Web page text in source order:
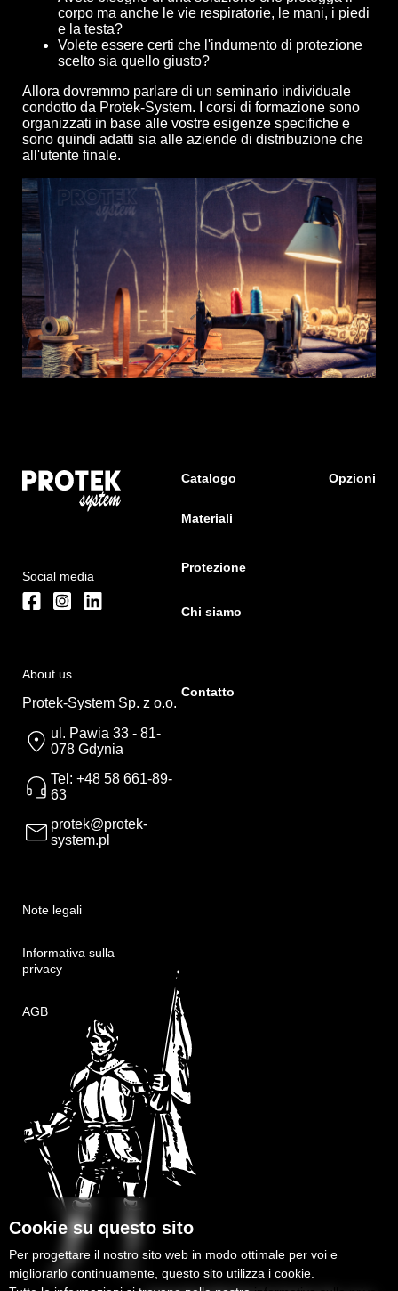
corpo ma anche le vie respiratorie, le mani, i piedi
e la testa?
Volete essere certi che l'indumento di protezione
scelto sia quello giusto?
Allora dovremmo parlare di un seminario individuale
condotto da Protek-System. I corsi di formazione sono
organizzati in base alle vostre esigenze specifiche e
sono quindi adatti sia alle aziende di distribuzione che
all'utente finale.
Social media
About us
Protek-System Sp. z o.o.
ul. Pawia 33 - 81-
078 Gdynia
Tel: +48 58 661-89-
63
protek@protek-
system.pl
Note legali
Informativa sulla
privacy
AGB
Catalogo Opzioni
Materiali
Protezione
Chi siamo
Contatto
Cookie su questo sito
Per progettare il nostro sito web in modo ottimale per voi e
migliorarlo continuamente, questo sito utilizza i cookie.